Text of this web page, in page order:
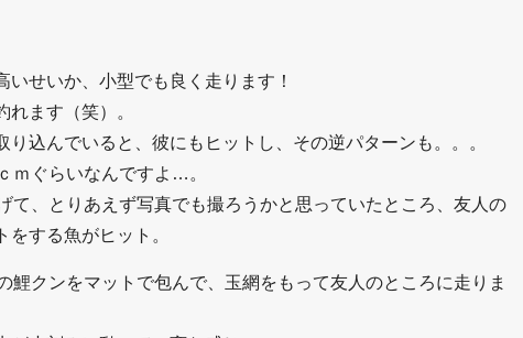
いせいか、小型でも良く走ります！
れます（笑）。
り込んでいると、彼にもヒットし、その逆パターンも。。。
ｍぐらいなんですよ…。
て、とりあえず写真でも撮ろうかと思っていたところ、友人の
をする魚がヒット。
鯉クンをマットで包んで、玉網をもって友人のところに走りま